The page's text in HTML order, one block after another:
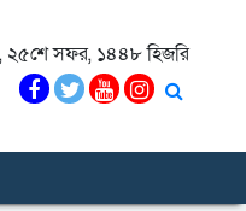
২৫শে সফর, ১৪৪৮ হিজরি